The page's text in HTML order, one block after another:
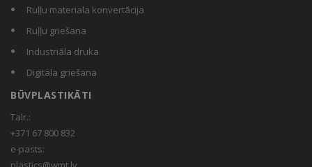
Ruļļu materiala konvertācija
Ruļļu griešana
Industriāla druka
Digitāla griešana
BŪVPLASTIKĀTI
Talr.:
+371 67 800 832
e-pasts: